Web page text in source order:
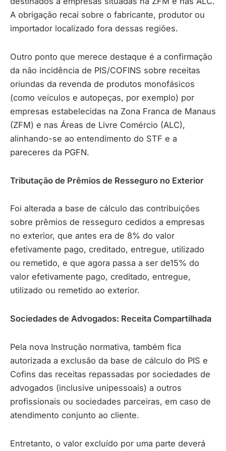
A obrigação recai sobre o fabricante, produtor ou
importador localizado fora dessas regiões.
Outro ponto que merece destaque é a confirmação
da não incidência de PIS/COFINS sobre receitas
oriundas da revenda de produtos monofásicos
(como veículos e autopeças, por exemplo) por
empresas estabelecidas na Zona Franca de Manaus
(ZFM) e nas Áreas de Livre Comércio (ALC),
alinhando-se ao entendimento do STF e a
pareceres da PGFN.
Tributação de Prêmios de Resseguro no Exterior
Foi alterada a base de cálculo das contribuições
sobre prêmios de resseguro cedidos a empresas
no exterior, que antes era de 8% do valor
efetivamente pago, creditado, entregue, utilizado
ou remetido, e que agora passa a ser de15% do
valor efetivamente pago, creditado, entregue,
utilizado ou remetido ao exterior.
Sociedades de Advogados: Receita Compartilhada
Pela nova Instrução normativa, também fica
autorizada a exclusão da base de cálculo do PIS e
Cofins das receitas repassadas por sociedades de
advogados (inclusive unipessoais) a outros
profissionais ou sociedades parceiras, em caso de
atendimento conjunto ao cliente.
Entretanto, o valor excluído por uma parte deverá